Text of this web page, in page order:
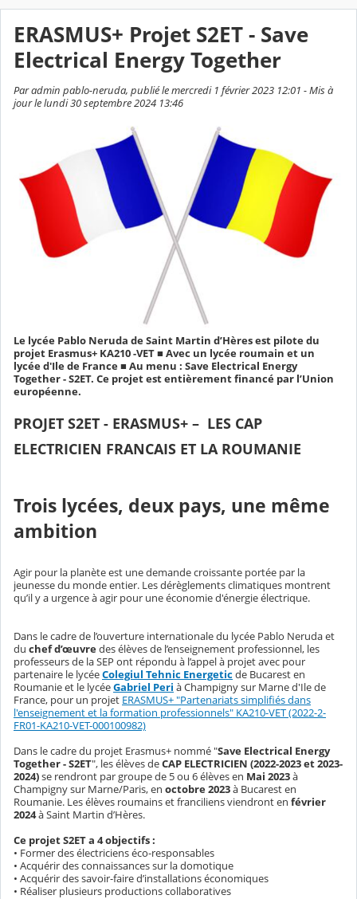
ERASMUS+ Projet S2ET - Save
Electrical Energy Together
Par admin pablo-neruda, publié le mercredi 1 février 2023 12:01 - Mis à
jour le lundi 30 septembre 2024 13:46
Le lycée Pablo Neruda de Saint Martin d’Hères est pilote du
projet Erasmus+ KA210 -VET ■ Avec un lycée roumain et un
lycée d'Ile de France ■ Au menu : Save Electrical Energy
Together - S2ET. Ce projet est entièrement financé par l’Union
européenne.
PROJET S2ET - ERASMUS+ – LES CAP
ELECTRICIEN FRANCAIS ET LA ROUMANIE
Trois lycées, deux pays, une même
ambition
Agir pour la planète est une demande croissante portée par la
jeunesse du monde entier. Les dérèglements climatiques montrent
qu’il y a urgence à agir pour une économie d'énergie électrique.
Dans le cadre de l’ouverture internationale du lycée Pablo Neruda et
du chef d’œuvredes élèves de l’enseignement professionnel, les
professeurs de la SEP ont répondu à l’appel à projet avec pour
partenaire le lycéeColegiul Tehnic Energeticde Bucarest en
Roumanie et le lycéeGabriel Peri à Champigny sur Marne d'Ile de
France, pour un projet ERASMUS+ "Partenariats simplifiés dans
l'enseignement et la formation professionnels" KA210-VET (2022-2-
FR01-KA210-VET-000100982)
Dans le cadre du projet Erasmus+ nommé "Save Electrical Energy
Together - S2ET", les élèves deCAP ELECTRICIEN (2022-2023 et 2023-
2024)se rendront par groupe de 5 ou 6 élèves en Mai 2023à
Champigny sur Marne/Paris, en octobre 2023à Bucarest en
Roumanie. Les élèves roumains et franciliens viendront en février
2024à Saint Martin d’Hères.
Ce projet S2ET a 4 objectifs :
• Former des électriciens éco-responsables
• Acquérir des connaissances sur la domotique
• Acquérir des savoir-faire d’installations économiques
• Réaliser plusieurs productions collaboratives